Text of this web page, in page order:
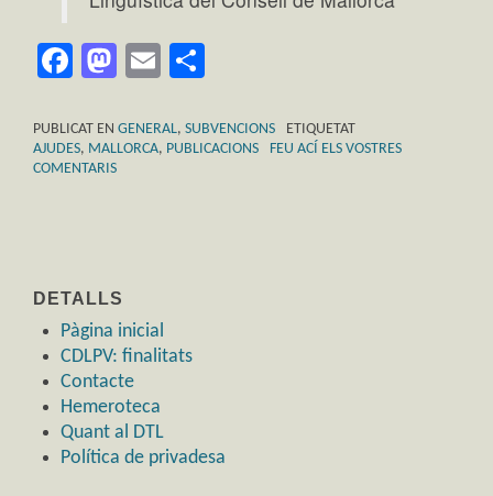
Facebook
Mastodon
Email
PUBLICAT EN GENERAL, SUBVENCIONS
ETIQUETAT
AJUDES, MALLORCA, PUBLICACIONS
FEU ACÍ ELS VOSTRES
COMENTARIS
DETALLS
Pàgina inicial
CDLPV: finalitats
Contacte
Hemeroteca
Quant al DTL
Política de privadesa